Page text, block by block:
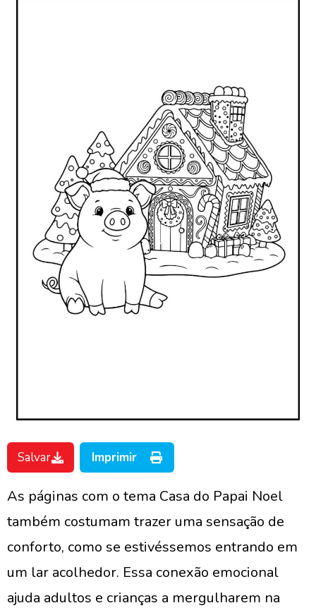
Salvar Imprimir
As páginas com o tema Casa do Papai Noel
também costumam trazer uma sensação de
conforto, como se estivéssemos entrando em
um lar acolhedor. Essa conexão emocional
ajuda adultos e crianças a mergulharem na